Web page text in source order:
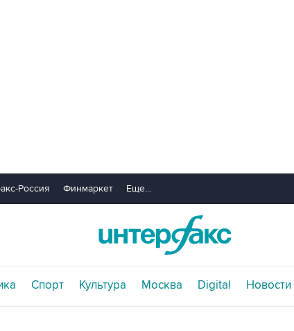
Россия Финмаркет Еще...
Спорт Культура Москва Digital Новости